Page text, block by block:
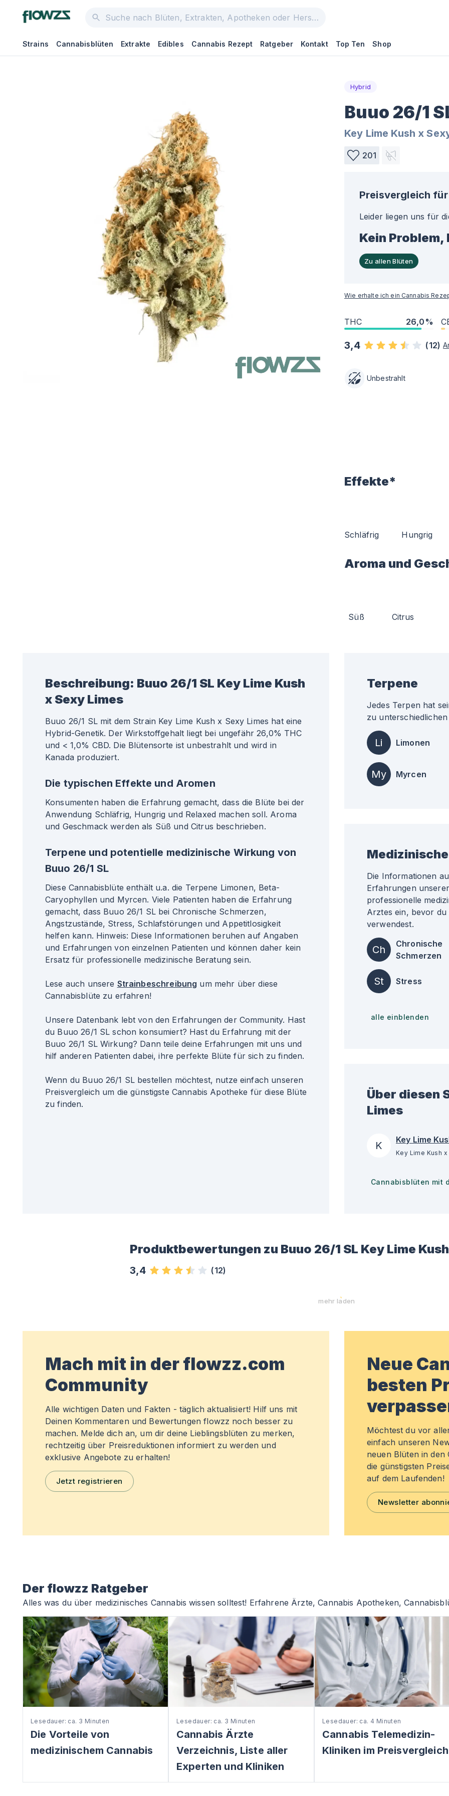
Strains Cannabisblüten Extrakte Edibles Cannabis Rezept Ratgeber Kontakt Top Ten Shop
Hybrid
Buuo 26/1
Key Lime Kush x
201
Preisvergleich für
Leider liegen uns für
Kein
Zu allen Blüten
Wie erhalte ich ein Cannabis
THC 26,0%
3,4 (12)
Unbestrahlt
Effekte*
Schläfrig Hungrig
Aroma und
Süß Citrus
Beschreibung: Buuo 26/1 SL Key Lime Kush
x Sexy Limes
Buuo 26/1 SL mit dem Strain Key Lime Kush x Sexy Limes hat eine
Hybrid-Genetik. Der Wirkstoffgehalt liegt bei ungefähr 26,0% THC
und < 1,0% CBD. Die Blütensorte ist unbestrahlt und wird in
Kanada produziert.
Die typischen Effekte und Aromen
Konsumenten haben die Erfahrung gemacht, dass die Blüte bei der
Anwendung Schläfrig, Hungrig und Relaxed machen soll. Aroma
und Geschmack werden als Süß und Citrus beschrieben.
Terpene und potentielle medizinische Wirkung von
Buuo 26/1 SL
Diese Cannabisblüte enthält u.a. die Terpene Limonen, Beta-
Caryophyllen und Myrcen. Viele Patienten haben die Erfahrung
gemacht, dass Buuo 26/1 SL bei Chronische Schmerzen,
Angstzustände, Stress, Schlafstörungen und Appetitlosigkeit
helfen kann. Hinweis: Diese Informationen beruhen auf Angaben
und Erfahrungen von einzelnen Patienten und können daher kein
Ersatz für professionelle medizinische Beratung sein.
Lese auch unsere Strainbeschreibung um mehr über diese
Cannabisblüte zu erfahren!
Unsere Datenbank lebt von den Erfahrungen der Community. Hast
du Buuo 26/1 SL schon konsumiert? Hast du Erfahrung mit der
Buuo 26/1 SL Wirkung? Dann teile deine Erfahrungen mit uns und
hilf anderen Patienten dabei, ihre perfekte Blüte für sich zu finden.
Wenn du Buuo 26/1 SL bestellen möchtest, nutze einfach unseren
Preisvergleich um die günstigste Cannabis Apotheke für diese Blüte
zu finden.
Terpene
Jedes Terpen hat
zu
Li Limonen
My Myrcen
Die Informationen
Erfahrungen
professionelle
Arztes ein, bevor
verwendest.
Ch
Chronische
Schmerzen
St Stress
alle einblenden
Über diesen
Limes
K Key Lime
Cannabisblüten mit
Produktbewertungen zu Buuo 26/1 SL Key Lime
3,4 (12)
mehr laden
Mach mit in der flowzz.com
Community
Alle wichtigen Daten und Fakten - täglich aktualisiert! Hilf uns mit
Deinen Kommentaren und Bewertungen flowzz noch besser zu
machen. Melde dich an, um dir deine Lieblingsblüten zu merken,
rechtzeitig über Preisreduktionen informiert zu werden und
exklusive Angebote zu erhalten!
Jetzt registrieren
Neue
besten
Möchtest du vor
einfach unseren
neuen Blüten in den
die günstigsten
auf dem Laufenden!
Newsletter
Der flowzz Ratgeber
Alles was du über medizinisches Cannabis wissen solltest! Erfahrene Ärzte, Cannabis Apotheken,
Lesedauer: ca. 3 Minuten
Die Vorteile von
medizinischem Cannabis
Lesedauer: ca. 3 Minuten
Cannabis Ärzte
Verzeichnis, Liste aller
Experten und Kliniken
Lesedauer: ca. 4 Minuten
Cannabis Telemedizin-
Kliniken im Preisvergleich